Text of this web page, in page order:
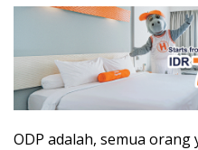
ODP adalah, semua